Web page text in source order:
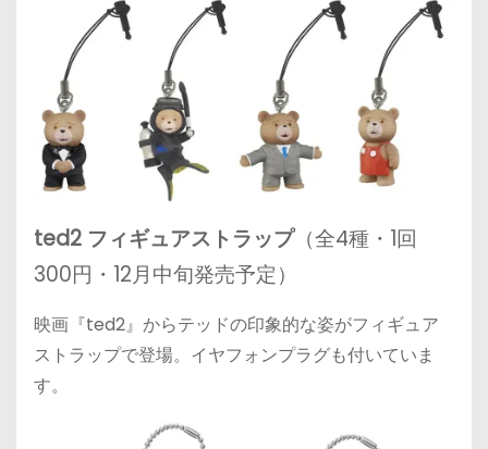
ted2 フィギュアストラップ（全4種・1回
300円・12月中旬発売予定）
映画『ted2』からテッドの印象的な姿がフィギュア
ストラップで登場。イヤフォンプラグも付いていま
す。